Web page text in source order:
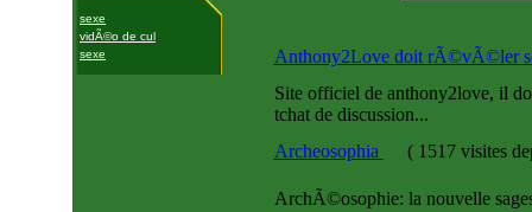
sexe
vidÃ©o de cul
sexe
Anthony2Love doit rÃ©vÃ©ler
Site officiel de anthony2love, il
tchat de discussion...
Archeosophia
(1517 visites
ArchÃ©osophie: la nouvelle